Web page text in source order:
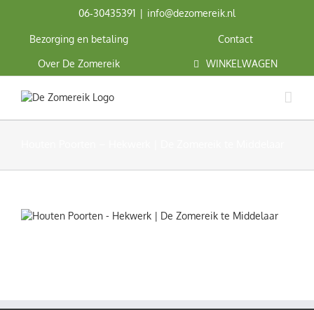
06‑30435391 | info@dezomereik.nl
Bezorging en betaling Contact
Over De Zomereik WINKELWAGEN